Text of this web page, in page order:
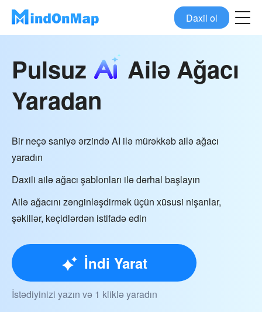
Daxil ol
Pulsuz
Ailə Ağacı
Yaradan
Bir neçə saniyə ərzində AI ilə mürəkkəb ailə ağacı
yaradın
Daxili ailə ağacı şablonları ilə dərhal başlayın
Ailə ağacını zənginləşdirmək üçün xüsusi nişanlar,
şəkillər, keçidlərdən istifadə edin
İndi Yarat
İstədiyinizi yazın və 1 kliklə yaradın